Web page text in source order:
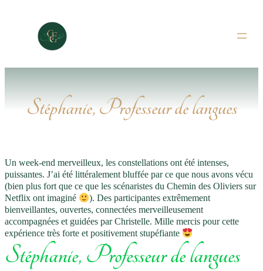
Stéphanie, Professeur de langues
Un week-end merveilleux, les constellations ont été intenses,
puissantes. J’ai été littéralement bluffée par ce que nous avons vécu
(bien plus fort que ce que les scénaristes du Chemin des Oliviers sur
Netflix ont imaginé
). Des participantes extrêmement
bienveillantes, ouvertes, connectées merveilleusement
accompagnées et guidées par Christelle. Mille mercis pour cette
expérience très forte et positivement stupéfiante
Stéphanie, Professeur de langues